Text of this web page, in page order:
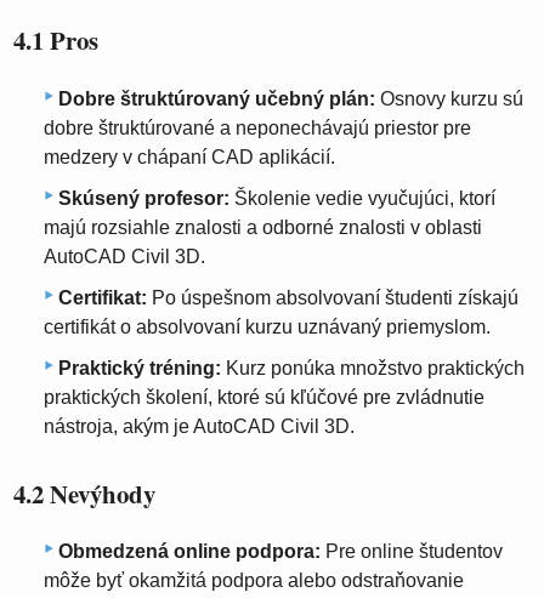
4.1 Pros
Dobre štruktúrovaný učebný plán: Osnovy kurzu sú
dobre štruktúrované a neponechávajú priestor pre
medzery v chápaní CAD aplikácií.
Skúsený profesor: Školenie vedie vyučujúci, ktorí
majú rozsiahle znalosti a odborné znalosti v oblasti
AutoCAD Civil 3D.
Certifikat: Po úspešnom absolvovaní študenti získajú
certifikát o absolvovaní kurzu uznávaný priemyslom.
Praktický tréning: Kurz ponúka množstvo praktických
praktických školení, ktoré sú kľúčové pre zvládnutie
nástroja, akým je AutoCAD Civil 3D.
4.2 Nevýhody
Obmedzená online podpora: Pre online študentov
môže byť okamžitá podpora alebo odstraňovanie